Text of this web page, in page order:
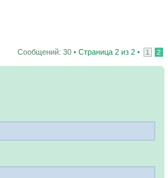
Сообщений: 30 • Страница 2 из 2 • 1 2